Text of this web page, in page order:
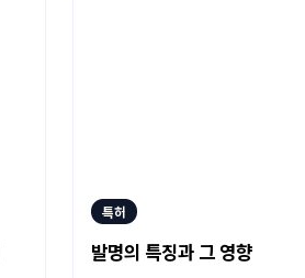
특허
발명의 특징과 그 영향